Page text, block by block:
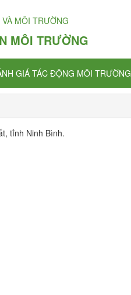
MÔI TRƯỜNG
MÔI TRƯỜNG
GIÁ TÁC ĐỘNG MÔI TRƯỜNG
tỉnh Ninh Bình.